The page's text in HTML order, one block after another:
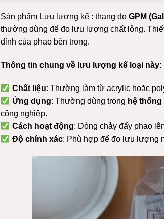
Sản phẩm Lưu lượng kế : thang đoGPM
thường dùng để đo lưu lượng chất lỏng.
đỉnh của phao bên trong.
Thông tin chung về lưu lượng kế loại này:
Chất liệu: Thường làm từ acrylic hoặc
Ứng dụng: Thường dùng trong hệ
công nghiệp.
Cách hoạt động: Dòng chảy đẩy phao
Độ chính xác: Phù hợp để đo lưu lượng